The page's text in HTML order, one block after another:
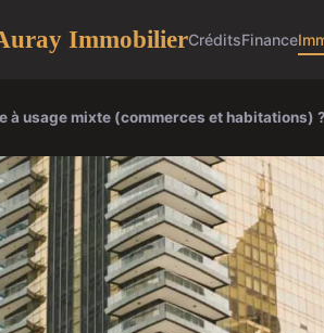
ImmobilierCréditsFinance
à usage mixte (commerces et habitations) ?